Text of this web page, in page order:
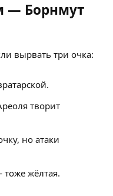
Борнмут
вырвать три очка:
творит
но атаки
жёлтая.